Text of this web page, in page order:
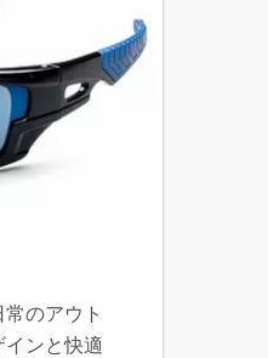
のアウト
インと快適